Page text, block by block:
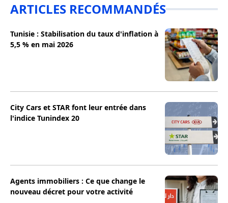
ARTICLES RECOMMANDÉS
Tunisie : Stabilisation du taux d'inflation à
5,5 % en mai 2026
City Cars et STAR font leur entrée dans
l'indice Tunindex 20
Agents immobiliers : Ce que change le
nouveau décret pour votre activité